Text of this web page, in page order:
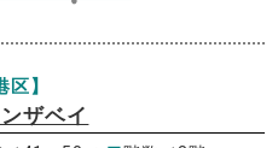
区】
ザベイ